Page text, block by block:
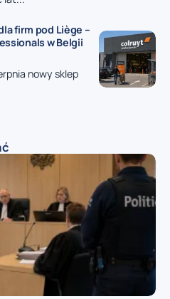
firm pod Liège –
w Belgii
nowy sklep